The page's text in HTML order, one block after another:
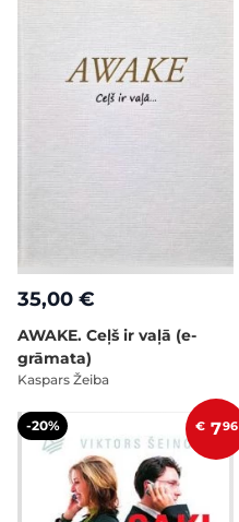
35,00 €
AWAKE. Ceļš ir vaļā (e-
grāmata)
Kaspars Žeiba
-20% € 796